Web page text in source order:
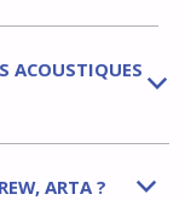
b
ACOUSTIQUES
b
ARTA ?